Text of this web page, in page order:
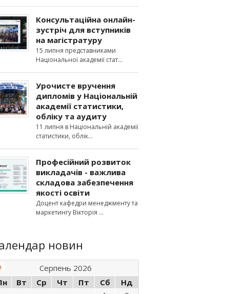
Консультаційна онлайн-
зустріч для вступників
на магістратуру
15 липня представниками
Національної академії стат
Урочисте вручення
дипломів у Національній
академії статистики,
обліку та аудиту
11 липня в Національній академії
статистики, облік
Професійний розвиток
викладачів - важлива
складова забезпечення
якості освіти
Доцент кафедри менеджменту та
маркетингу Вікторія
новин
Серпень 2026
Вт Ср Чт Пт Сб
Нд